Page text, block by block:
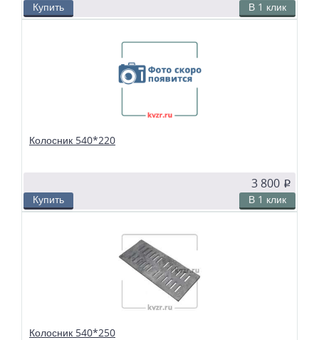
Купить В 1 клик
твердотопливных водогрейных и паровых котлов. Чтобы поддерживать в
топке устойчивый слой горящего топлива, дров, угля или брикетов, из
колосников собираются колосниковые решетки.
Колосник 540*220
3 800 p
Купить В 1 клик
Колосник 540*250